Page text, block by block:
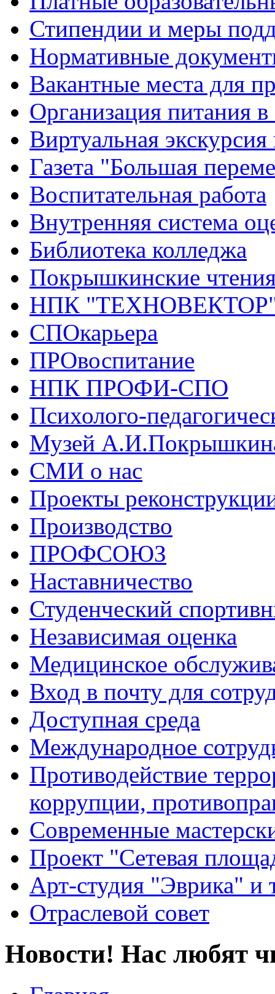
Стипендии и меры
Нормативные
Вакантные места для
Организация питания в
Виртуальная
Газета "Большая
Воспитательная работа
Внутренняя система
Библиотека колледжа
Покрышкинские
НПК
СПОкарьера
ПРОвоспитание
НПК ПРОФИ-СПО
Психолого-
Музей
СМИ о нас
Проекты
Производство
ПРОФСОЮЗ
Наставничество
Студенческий
Независимая оценка
Медицинское
Вход в почту для
Доступная среда
Международное
Противодействие
коррупции,
Современные
Проект "Сетевая
Арт-студия "Эврика" и
Отраслевой совет
Новости! Нас любят